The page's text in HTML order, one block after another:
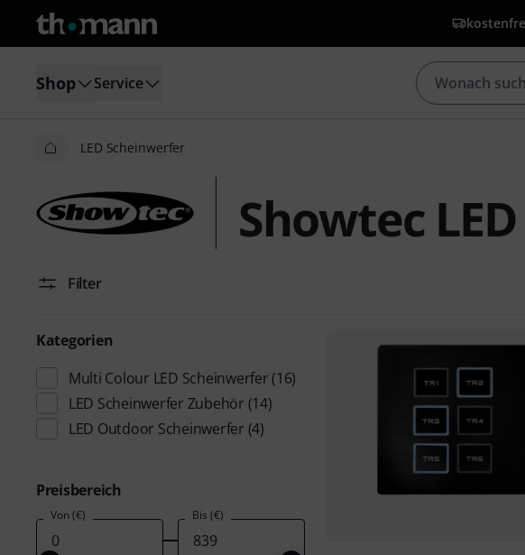
Shop Service
LED Scheinwerfer
Showtec
Filter
Kategorien
Multi Colour LED Scheinwerfer (16)
LED Scheinwerfer Zubehör (14)
LED Outdoor Scheinwerfer (4)
Preisbereich
Von (€) Bis (€)